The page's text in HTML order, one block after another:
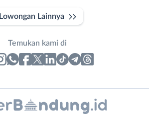
Lowongan Lainnya
Temukan kami di